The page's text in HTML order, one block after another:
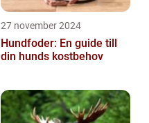
27 november 2024
Hundfoder: En guide till
din hunds kostbehov